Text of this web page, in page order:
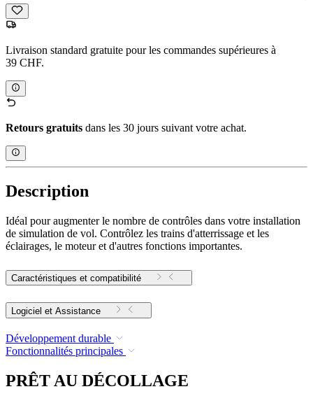
Livraison standard gratuite pour les commandes supérieures à
39 CHF.
Retours gratuits dans les 30 jours suivant votre achat.
Description
Idéal pour augmenter le nombre de contrôles dans votre installation
de simulation de vol. Contrôlez les trains d'atterrissage et les
éclairages, le moteur et d'autres fonctions importantes.
Caractéristiques et compatibilité
Logiciel et Assistance
Développement durable
Fonctionnalités principales
PRÊT AU DÉCOLLAGE